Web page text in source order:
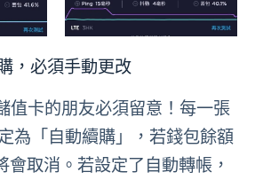
，必須手動更改
值卡的朋友必須留意！每一張
為「自動續購」，若錢包餘額
會取消。若設定了自動轉帳，